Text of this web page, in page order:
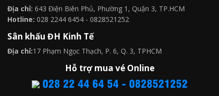
Địa chỉ: 643 Điện Biên Phủ, Phường 1, Quận 3, TP.HCM
Hotline: 028 2244 6454 - 0828521252
Sân khấu ĐH Kinh Tế
Địa chỉ:17 Phạm Ngọc Thạch, P. 6, Q. 3, TPHCM
Hỗ trợ mua vé Online
028 22 44 64 54 - 0828521252